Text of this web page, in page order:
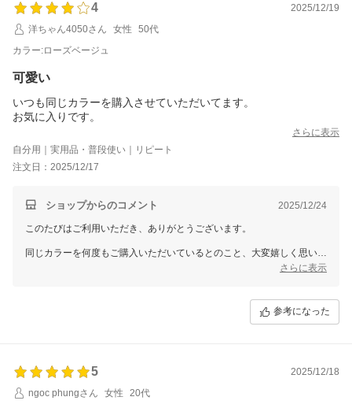
4
2025/12/19
洋ちゃん4050さん
女性
50代
カラー:ローズベージュ
可愛い
いつも同じカラーを購入させていただいてます。
お気に入りです。
さらに表示
自分用｜実用品・普段使い｜リピート
注文日：2025/12/17
ショップからのコメント 2025/12/24
このたびはご利用いただき、ありがとうございます。
同じカラーを何度もご購入いただいているとのこと、大変嬉しく思いま
す。お気に入りの商品に選んでいただけることは、私たちにとってもと
これからもお客様にご満足いただける商品をお届けできるよう努めてま
いります。またのご来店を心よりお待ちしております。
さらに表示
参考になった
5
2025/12/18
ngoc phungさん
女性
20代